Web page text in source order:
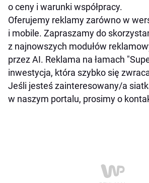
o ceny i warunki współpracy.
Oferujemy reklamy zarówno w
i mobile. Zapraszamy do
z najnowszych modułów
przez AI. Reklama na łamach
inwestycja, która szybko się
Jeśli jesteś zainteresowany/a
w naszym portalu, prosimy o